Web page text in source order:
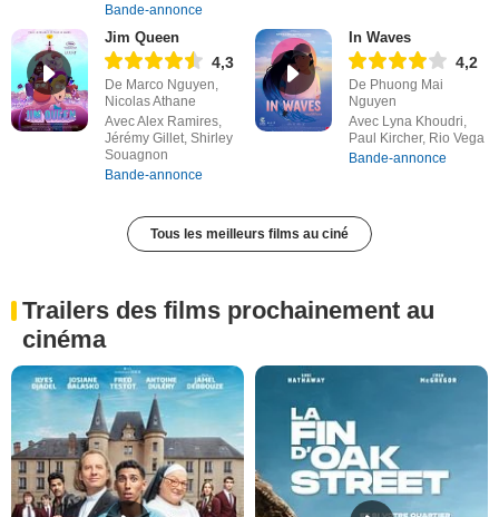
Bande-annonce
Jim Queen
4,3
De Marco Nguyen,
Nicolas Athane
Avec Alex Ramires,
Jérémy Gillet, Shirley
Souagnon
Bande-annonce
In Waves
4,2
De Phuong Mai
Nguyen
Avec Lyna Khoudri,
Paul Kircher, Rio Vega
Bande-annonce
Tous les meilleurs films au ciné
Trailers des films prochainement au
cinéma